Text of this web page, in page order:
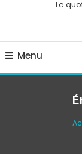
Le
Menu